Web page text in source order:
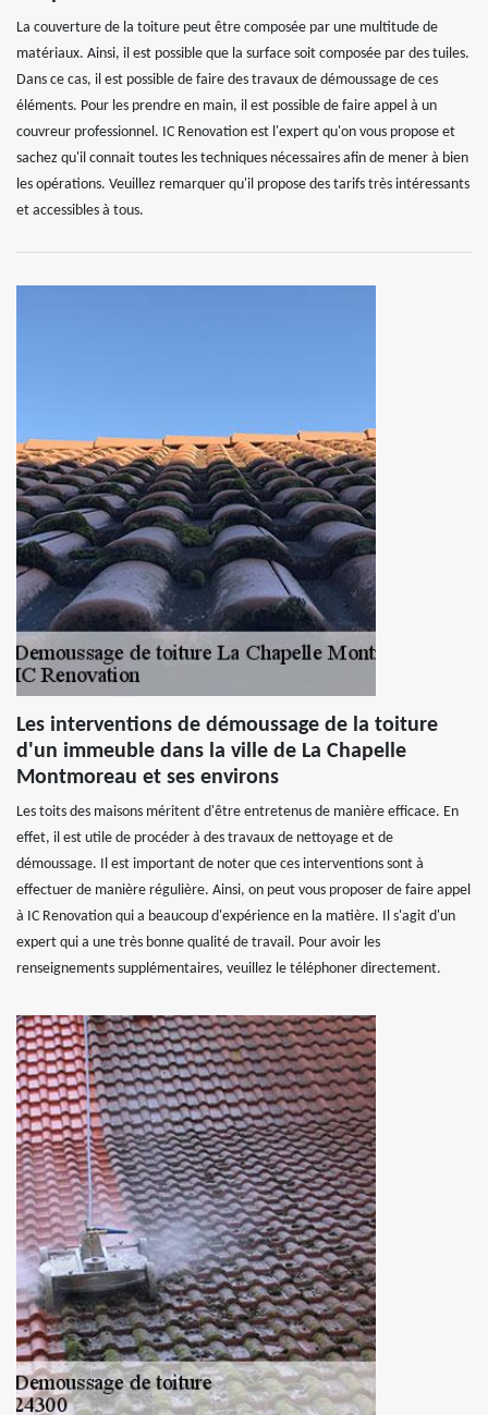
La couverture de la toiture peut être composée par une multitude de
matériaux. Ainsi, il est possible que la surface soit composée par des tuiles.
Dans ce cas, il est possible de faire des travaux de démoussage de ces
éléments. Pour les prendre en main, il est possible de faire appel à un
couvreur professionnel. IC Renovation est l'expert qu'on vous propose et
sachez qu'il connait toutes les techniques nécessaires afin de mener à bien
les opérations. Veuillez remarquer qu'il propose des tarifs très intéressants
et accessibles à tous.
Les interventions de démoussage de la toiture
d'un immeuble dans la ville de La Chapelle
Montmoreau et ses environs
Les toits des maisons méritent d'être entretenus de manière efficace. En
effet, il est utile de procéder à des travaux de nettoyage et de
démoussage. Il est important de noter que ces interventions sont à
effectuer de manière régulière. Ainsi, on peut vous proposer de faire appel
à IC Renovation qui a beaucoup d'expérience en la matière. Il s'agit d'un
expert qui a une très bonne qualité de travail. Pour avoir les
renseignements supplémentaires, veuillez le téléphoner directement.